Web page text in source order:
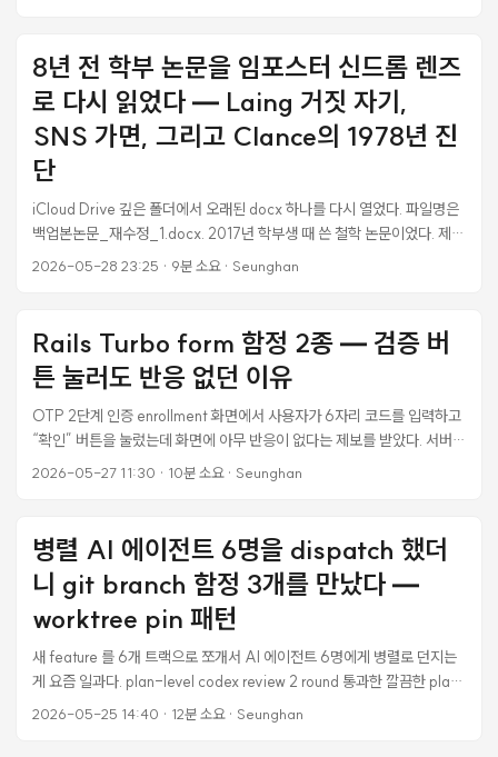
는 시각도 동일하다 — 안에서 휘말리는 시점이 아니라, 바깥에서 구조가
어떻게 작동하는지를 본다. ...
8년 전 학부 논문을 임포스터 신드롬 렌즈
로 다시 읽었다 — Laing 거짓 자기,
SNS 가면, 그리고 Clance의 1978년 진
단
iCloud Drive 깊은 폴더에서 오래된 docx 하나를 다시 열었다. 파일명은
백업본논문_재수정_1.docx. 2017년 학부생 때 쓴 철학 논문이었다. 제목
은 「‘가면’의 정체에 대한 철학적 분석 — SNS와 〈가면의 꿈〉(1975) 중
포스터 신드롬(Impostor Syndrome)과 닮은 정서 구조였다. 임상심리학
용어는 한 단어도 쓰지 않았지만, Pauline Clance가 1978년에 명명한 그
현상과 비슷한 문제의식을 SNS 시대의 언어로 건드리고 있었던 셈이다.
...
2026-05-28 23:25 · 9분 소요· Seunghan
Rails Turbo form 함정 2종 — 검증 버
튼 눌러도 반응 없던 이유
OTP 2단계 인증 enrollment 화면에서 사용자가 6자리 코드를 입력하고
“확인” 버튼을 눌렀는데 화면에 아무 반응이 없다는 제보를 받았다. 서버
로그에는 정상 처리됐다고 찍혀 있고, 응답 바디도 정상 크기였다. 그런데
지 않습니다” 라는 엉뚱한 alert 가 떴다고 했다. 서버 로그를 까보니 사용
자가 누른 적 없는 DELETE 액션이 호출됐다. 두 사고 모두 Turbo Drive
가 원인이었다. Rails 7 부터 기본 활성화된 이 친구가 form 동작에 미묘
하게 개입하면서 발생한, 알아두지 않으면 매번 새로 깨닫게 되는 함정 두
종이다. 같은 날 두 번 터진 김에 정리한다. ...
2026-05-27 11:30 · 10분 소요· Seunghan
병렬 AI 에이전트 6명을 dispatch 했더
니 git branch 함정 3개를 만났다 —
worktree pin 패턴
새 feature 를 6개 트랙으로 쪼개서 AI 에이전트 6명에게 병렬로 던지는
게 요즘 일과다. plan-level codex review 2 round 통과한 깔끔한 plan
을 들고 자신만만하게 Wave 1 (2개 에이전트 병렬) dispatch 했는데, 첫
2026-05-25 14:40 · 12분 소요· Seunghan